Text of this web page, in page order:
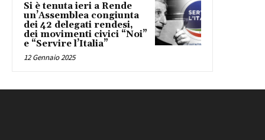
Si è tenuta ieri a Rende
un’Assemblea congiunta
dei 42 delegati rendesi,
dei movimenti civici “Noi”
e “Servire l’Italia”
12 Gennaio 2025